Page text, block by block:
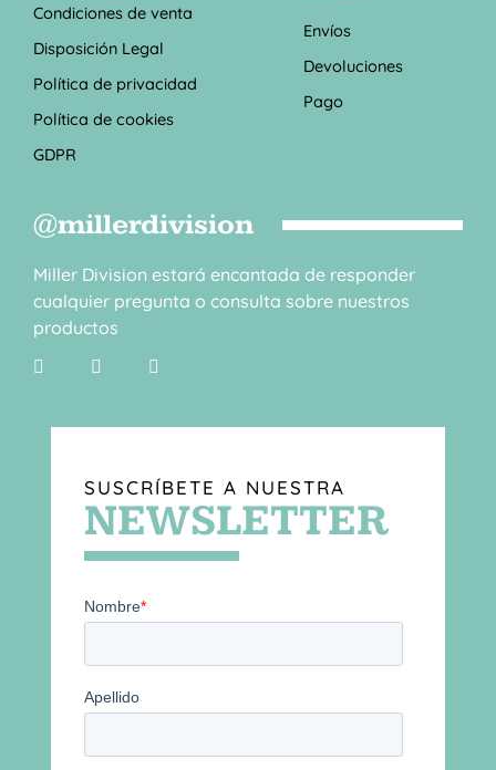
Condiciones de venta
Disposición Legal
Política de privacidad
Política de cookies
GDPR
Envíos
Devoluciones
Pago
@millerdivision
Miller Division estará encantada de responder
cualquier pregunta o consulta sobre nuestros
productos
SUSCRÍBETE A NUESTRA
NEWSLETTER